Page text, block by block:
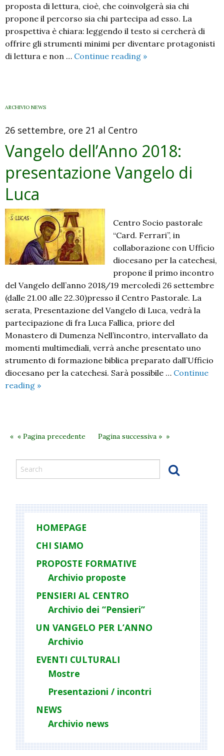
proposta di lettura, cioè, che coinvolgerà sia chi
propone il percorso sia chi partecipa ad esso. La
prospettiva è chiara: leggendo il testo si cercherà di
offrire gli strumenti minimi per diventare protagonisti
di lettura e non … Continue reading Un
Luca
»
ARCHIVIO NEWS
26 settembre, ore 21 al Centro
Vangelo dell’Anno 2018:
presentazione Vangelo di
Luca
Centro Socio pastorale
“Card. Ferrari”, in
collaborazione con Ufficio
diocesano per la catechesi,
propone il primo incontro
del Vangelo dell’anno 2018/19 mercoledì 26 settembre
(dalle 21.00 alle 22.30)presso il Centro Pastorale. La
serata, Presentazione del Vangelo di Luca, vedrà la
partecipazione di fra Luca Fallica, priore del
Monastero di Dumenza Nell’incontro, intervallato da
momenti multimediali, verrà anche presentato uno
strumento di formazione biblica preparato dall’Ufficio
diocesano per la catechesi. Sarà possibile … Continue
reading Vangelo
Vangelo
Luca
»
« Pagina precedente Pagina successiva »
HOMEPAGE
CHI SIAMO
PROPOSTE FORMATIVE
Archivio proposte
PENSIERI AL CENTRO
Archivio dei “Pensieri”
UN VANGELO PER L’ANNO
Archivio
EVENTI CULTURALI
Mostre
Presentazioni / incontri
NEWS
Archivio news